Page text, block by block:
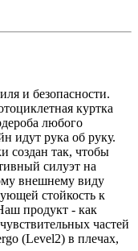
и безопасности.
куртка
любого
идут рука об руку.
создан так, чтобы
силуэт на
внешнему виду
стойкость к
продукт - как
частей
(Level2) в плечах,